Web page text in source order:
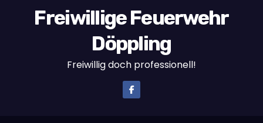
Freiwillige Feuerwehr
Döppling
Freiwillig doch professionell!